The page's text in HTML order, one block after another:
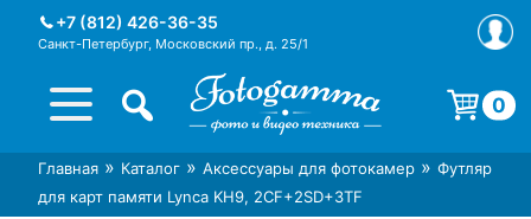
+7 (812) 426-36-35
Санкт-Петербург, Московский пр., д. 25/1
Интернет-магазин фототехники
Foto-Gamma в СПб
Магазин фотоаксессуаров foto-
gamma.ru
0
Корзина пуста.
Главная » Каталог » Аксессуары для фотокамер » Футляр
для карт памяти Lynca KH9, 2CF+2SD+3TF